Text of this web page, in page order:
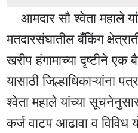
आमदार सौ श्वेता महाले
मतदारसंघातील बँकिंग
खरीप हंगामाच्या दृष्टीने
यासाठी जिल्हाधिकाऱ्यांना
श्वेता महाले यांच्या
कर्ज वाटप आढावा व विविध